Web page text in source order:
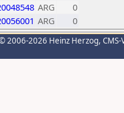
ARG
0
ARG 0
2006-2026 Heinz Herzog,